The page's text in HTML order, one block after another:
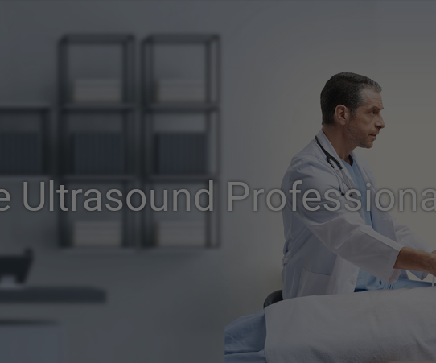
Ultrasound